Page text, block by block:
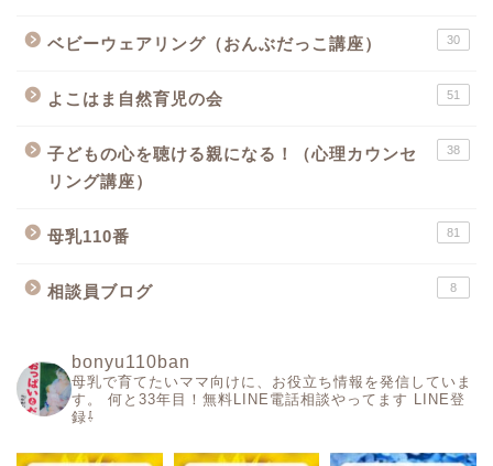
ベビーウェアリング（おんぶだっこ講座） 30
よこはま自然育児の会 51
子どもの心を聴ける親になる！（心理カウンセ
リング講座）
38
母乳110番 81
相談員ブログ 8
bonyu110ban
母乳で育てたいママ向けに、お役立ち情報を発信していま
す。
何と33年目！無料LINE電話相談やってます LINE登
録⇩